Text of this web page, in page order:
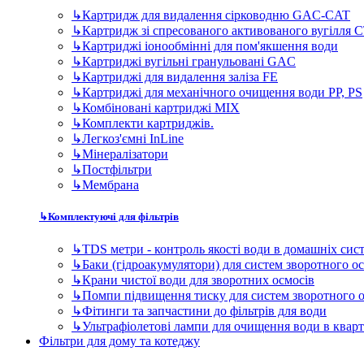
↳Картридж для видалення сірководню GAC-CAT
↳Картридж зі спресованого активованого вугілля
↳Картриджі іонообмінні для пом'якшення води
↳Картриджі вугільні гранульовані GAC
↳Картриджі для видалення заліза FE
↳Картриджі для механічного очищення води PP, PS
↳Комбіновані картриджі MIX
↳Комплекти картриджів.
↳Легкоз'ємні InLine
↳Мінералізатори
↳Постфільтри
↳Мембрана
↳Комплектуючі для фільтрів
↳TDS метри - контроль якості води в домашніх
↳Баки (гідроакумулятори) для систем зворотного
↳Крани чистої води для зворотних осмосів
↳Помпи підвищення тиску для систем зворотного
↳Фітинги та запчастини до фільтрів для води
↳Ультрафіолетові лампи для очищення води в
Фільтри для дому та котеджу